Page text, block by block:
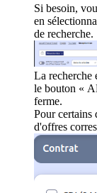
Si besoin,
en
de recherche.
La recherche
le bouton «
ferme.
Pour certains
d'offres